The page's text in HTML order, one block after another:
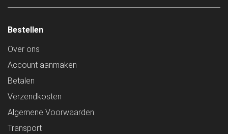
Bestellen
Over ons
Account aanmaken
Betalen
Verzendkosten
Algemene Voorwaarden
Transport